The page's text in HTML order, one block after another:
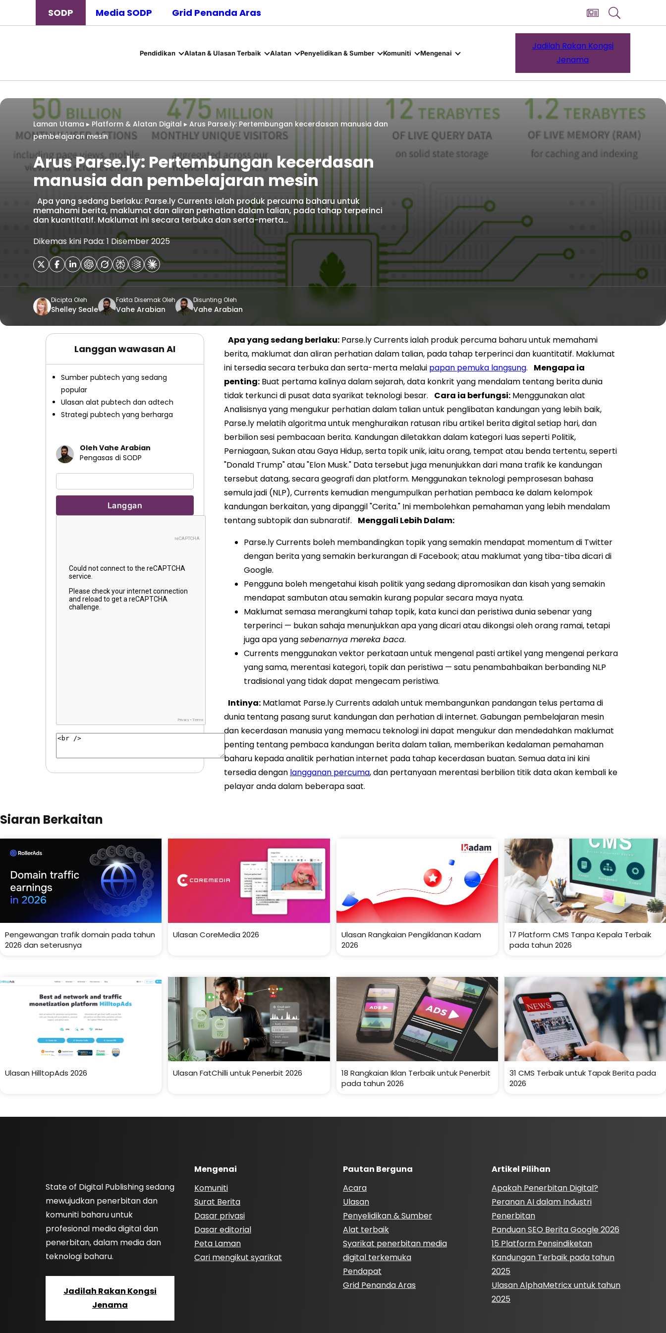
SODP Media SODP Grid Penanda Aras
Pendidikan Alatan & Ulasan Terbaik Alatan Penyelidikan & Sumber Komuniti Mengenai
Jadilah Rakan Kongsi
Jenama
Laman Utama ▸ Platform & Alatan Digital ▸ Arus Parse.ly: Pertembungan kecerdasan manusia dan
pembelajaran mesin
Arus Parse.ly: Pertembungan kecerdasan
manusia dan pembelajaran mesin
Apa yang sedang berlaku: Parse.ly Currents ialah produk percuma baharu untuk
memahami berita, maklumat dan aliran perhatian dalam talian, pada tahap terperinci
dan kuantitatif. Maklumat ini secara terbuka dan serta-merta…
Dikemas kini Pada: 1 Disember 2025
Dicipta Oleh
Shelley Seale
Fakta Disemak Oleh
Vahe Arabian
Disunting Oleh
Vahe Arabian
Langgan wawasan AI
Sumber pubtech yang sedang
popular
Ulasan alat pubtech dan adtech
Strategi pubtech yang berharga
Oleh Vahe Arabian
Pengasas di SODP
Apa yang sedang berlaku: Parse.ly Currents ialah produk percuma baharu untuk memahami
berita, maklumat dan aliran perhatian dalam talian, pada tahap terperinci dan kuantitatif. Maklumat
ini tersedia secara terbuka dan serta-merta melalui papan pemuka langsung. Mengapa ia
penting: Buat pertama kalinya dalam sejarah, data konkrit yang mendalam tentang berita dunia
tidak terkunci di pusat data syarikat teknologi besar. Cara ia berfungsi: Menggunakan alat
Analisisnya yang mengukur perhatian dalam talian untuk penglibatan kandungan yang lebih baik,
Parse.ly melatih algoritma untuk menghuraikan ratusan ribu artikel berita digital setiap hari, dan
berbilion sesi pembacaan berita. Kandungan diletakkan dalam kategori luas seperti Politik,
Perniagaan, Sukan atau Gaya Hidup, serta topik unik, iaitu orang, tempat atau benda tertentu, seperti
"Donald Trump" atau "Elon Musk." Data tersebut juga menunjukkan dari mana trafik ke kandungan
tersebut datang, secara geografi dan platform. Menggunakan teknologi pemprosesan bahasa
semula jadi (NLP), Currents kemudian mengumpulkan perhatian pembaca ke dalam kelompok
kandungan berkaitan, yang dipanggil "Cerita." Ini membolehkan pemahaman yang lebih mendalam
tentang subtopik dan subnaratif. Menggali Lebih Dalam:
Parse.ly Currents boleh membandingkan topik yang semakin mendapat momentum di Twitter
dengan berita yang semakin berkurangan di Facebook; atau maklumat yang tiba-tiba dicari di
Google.
Pengguna boleh mengetahui kisah politik yang sedang dipromosikan dan kisah yang semakin
mendapat sambutan atau semakin kurang popular secara maya nyata.
Maklumat semasa merangkumi tahap topik, kata kunci dan peristiwa dunia sebenar yang
terperinci — bukan sahaja menunjukkan apa yang dicari atau dikongsi oleh orang ramai, tetapi
juga apa yangsebenarnya mereka baca.
Currents menggunakan vektor perkataan untuk mengenal pasti artikel yang mengenai perkara
yang sama, merentasi kategori, topik dan peristiwa — satu penambahbaikan berbanding NLP
tradisional yang tidak dapat mengecam peristiwa.
Intinya: Matlamat Parse.ly Currents adalah untuk membangunkan pandangan telus pertama di
dunia tentang pasang surut kandungan dan perhatian di internet. Gabungan pembelajaran mesin
dan kecerdasan manusia yang memacu teknologi ini dapat mengukur dan mendedahkan maklumat
penting tentang pembaca kandungan berita dalam talian, memberikan kedalaman pemahaman
baharu kepada analitik perhatian internet pada tahap kecerdasan buatan. Semua data ini kini
tersedia dengan langganan percuma, dan pertanyaan merentasi berbilion titik data akan kembali ke
pelayar anda dalam beberapa saat.
Siaran Berkaitan
Pengewangan trafik domain pada tahun
2026 dan seterusnya
Ulasan CoreMedia 2026
Ulasan Rangkaian Pengiklanan Kadam
2026
17 Platform CMS Tanpa Kepala Terbaik
pada tahun 2026
Ulasan HilltopAds 2026 Ulasan FatChilli untuk Penerbit 2026
18 Rangkaian Iklan Terbaik untuk Penerbit
pada tahun 2026
31 CMS Terbaik untuk Tapak Berita pada
2026
State of Digital Publishing sedang
mewujudkan penerbitan dan
komuniti baharu untuk
profesional media digital dan
penerbitan, dalam media dan
teknologi baharu.
Jadilah Rakan Kongsi
Jenama
Mengenai
Komuniti
Surat Berita
Dasar privasi
Dasar editorial
Peta Laman
Cari mengikut syarikat
Pautan Berguna
Acara
Ulasan
Penyelidikan & Sumber
Alat terbaik
Syarikat penerbitan media
digital terkemuka
Pendapat
Grid Penanda Aras
Artikel Pilihan
Apakah Penerbitan Digital?
Peranan AI dalam Industri
Penerbitan
Panduan SEO Berita Google 2026
15 Platform Pensindiketan
Kandungan Terbaik pada tahun
2025
Ulasan AlphaMetricx untuk tahun
2025